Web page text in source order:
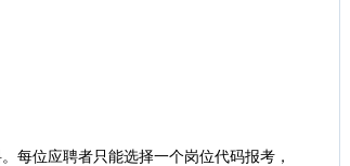
位应聘者只能选择一个岗位代码报考，